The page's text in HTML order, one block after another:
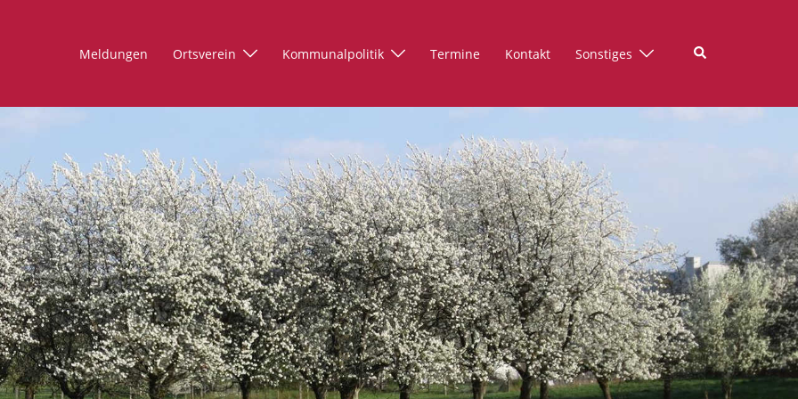
Meldungen Ortsverein Kommunalpolitik Termine Kontakt Sonstiges Suche